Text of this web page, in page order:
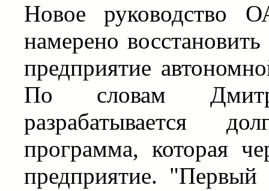
Новое руководство
намерено
предприятие
По словам
разрабатывается
программа, которая
предприятие.